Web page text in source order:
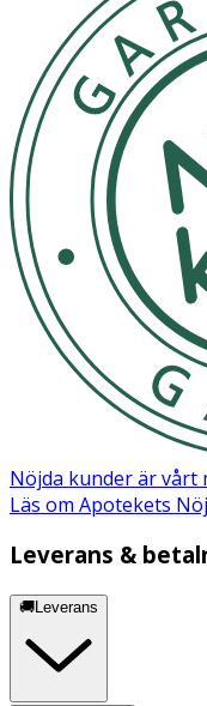
Lämna inte nappen i
värmekälla.
OK för gravida och
Ja
Ingredienser:
Sköld/Knopp:
Nöjda kunder är vårt
Läs om Apotekets
Leverans &
🚚Leverans